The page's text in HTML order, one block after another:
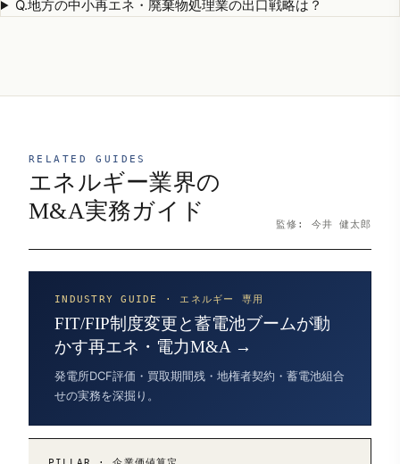
Q.地方の中小再エネ・廃棄物処理業の出口戦略は？
RELATED GUIDES
エネルギー業界の
M&A実務ガイド
監修: 今井 健太郎
INDUSTRY GUIDE · エネルギー 専用
FIT/FIP制度変更と蓄電池ブームが動
かす再エネ・電力M&A →
発電所DCF評価・買取期間残・地権者契約・蓄電池組合
せの実務を深掘り。